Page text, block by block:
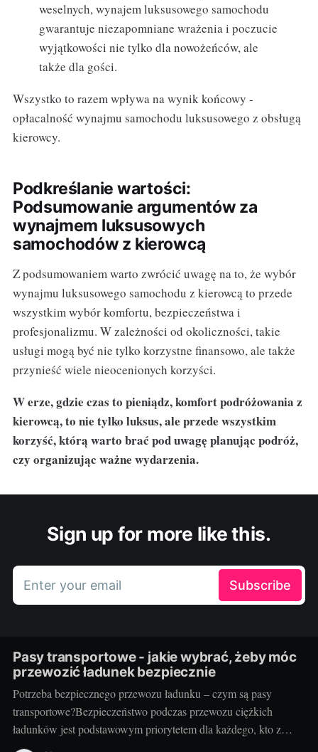
weselnych, wynajem luksusowego samochodu
gwarantuje niezapomniane wrażenia i poczucie
wyjątkowości nie tylko dla nowożeńców, ale
także dla gości.
Wszystko to razem wpływa na wynik końcowy -
opłacalność wynajmu samochodu luksusowego z obsługą
kierowcy.
Podkreślanie wartości:
Podsumowanie argumentów za
wynajmem luksusowych
samochodów z kierowcą
Z podsumowaniem warto zwrócić uwagę na to, że wybór
wynajmu luksusowego samochodu z kierowcą to przede
wszystkim wybór komfortu, bezpieczeństwa i
profesjonalizmu. W zależności od okoliczności, takie
usługi mogą być nie tylko korzystne finansowo, ale także
przynieść wiele nieocenionych korzyści.
W erze, gdzie czas to pieniądz, komfort podróżowania z
kierowcą, to nie tylko luksus, ale przede wszystkim
korzyść, którą warto brać pod uwagę planując podróż,
czy organizując ważne wydarzenia.
Sign up for more like this.
Enter your email Subscribe
Pasy transportowe - jakie wybrać, żeby móc
przewozić ładunek bezpiecznie
Potrzeba bezpiecznego przewozu ładunku – czym są pasy
transportowe?Bezpieczeństwo podczas przewozu ciężkich
ładunków jest podstawowym priorytetem dla każdego, kto z
powodzeniem chce prowadzić biznes w branży transportowej.